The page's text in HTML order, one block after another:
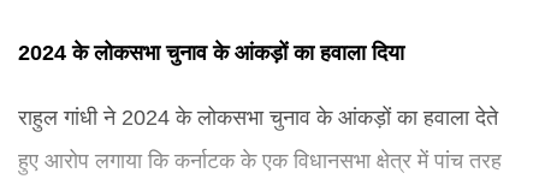
2024 के लोकसभा चुनाव के आंकड़ों का हवाला दिया
राहुल गांधी ने 2024 के लोकसभा चुनाव के आंकड़ों का हवाला देते
हुए आरोप लगाया कि कर्नाटक के एक विधानसभा क्षेत्र में पांच तरह